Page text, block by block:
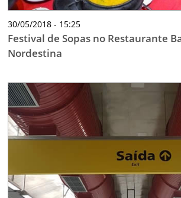
30/05/2018 - 15:25
Festival de Sopas no Restaurante
Nordestina